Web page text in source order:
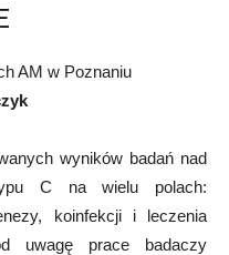
AM w Poznaniu
wyników badań nad
C na wielu polach:
koinfekcji i leczenia
uwagę prace badaczy